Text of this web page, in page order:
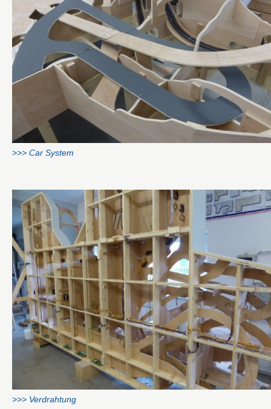
>>> Car System
>>> Verdrahtung